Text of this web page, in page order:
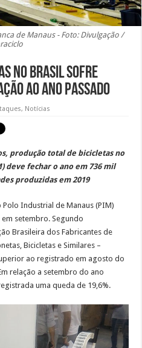
de Manaus - Foto: Divulgação /
no Brasil sofre
ao ano passado
, Notícias
produção total de bicicletas no
deve fechar o ano em 736 mil
produzidas em 2019
Industrial de Manaus (PIM)
setembro. Segundo
Brasileira dos Fabricantes de
Bicicletas e Similares –
ao registrado em agosto do
relação a setembro do ano
uma queda de 19,6%.